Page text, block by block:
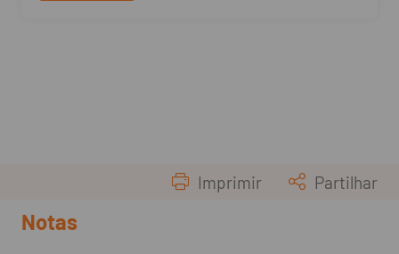
Imprimir Partilhar
Notas